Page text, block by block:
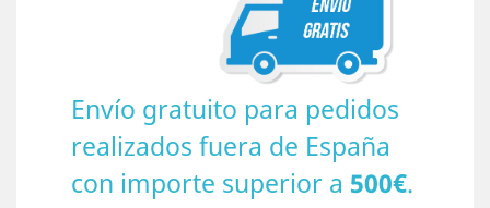
Envío gratuito para pedidos
realizados fuera de España
con importe superior a 500€.